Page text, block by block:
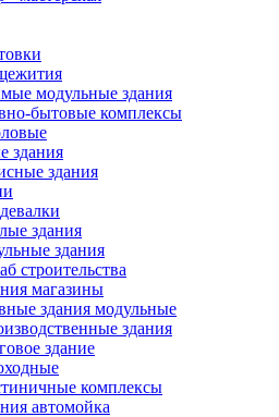
модульные здания
бытовые комплексы
здания
здания
здания
здания
строительства
магазины
здания модульные
здания
здание
комплексы
автомойка